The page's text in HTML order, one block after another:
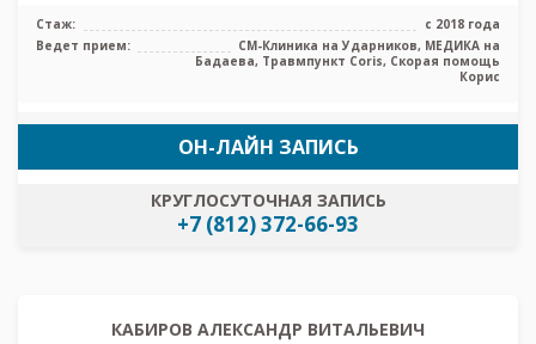
Стаж:
с 2018 года
Ведет прием:
СМ-Клиника на Ударников, МЕДИКА на
Бадаева, Травмпункт Coris, Скорая помощь
Корис
ОН-ЛАЙН ЗАПИСЬ
КРУГЛОСУТОЧНАЯ ЗАПИСЬ
+7 (812) 372-66-93
КАБИРОВ АЛЕКСАНДР ВИТАЛЬЕВИЧ